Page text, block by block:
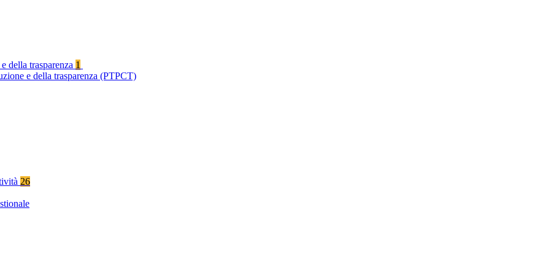
della trasparenza 1
e della trasparenza (PTPCT)
26